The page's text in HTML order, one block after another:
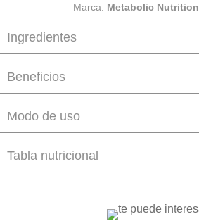
Marca: Metabolic Nutrition
Ingredientes
Beneficios
Modo de uso
Tabla nutricional